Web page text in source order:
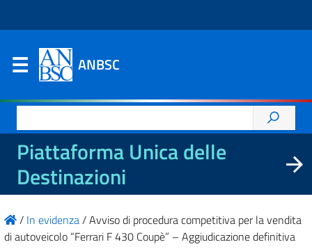
ANBSC
per:
Piattaforma Unica delle
Destinazioni
/ In evidenza/Avviso di procedura competitiva per la vendita
di autoveicolo “Ferrari F 430 Coupè” – Aggiudicazione definitiva